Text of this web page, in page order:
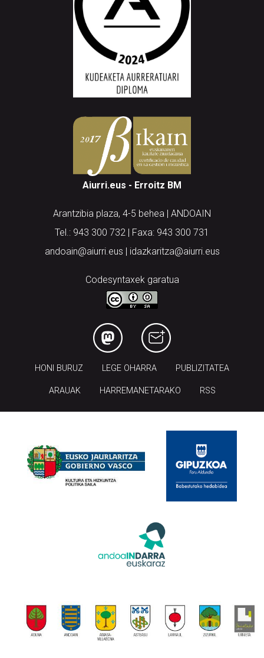
Aiurri.eus - Erroitz BM
Arantzibia plaza, 4-5 behea | ANDOAIN
Tel.: 943 300 732 | Faxa: 943 300 731
andoain@aiurri.eus | idazkaritza@aiurri.eus
Codesyntaxek garatua
HONI BURUZ LEGE OHARRA PUBLIZITATEA
ARAUAK HARREMANETARAKO RSS